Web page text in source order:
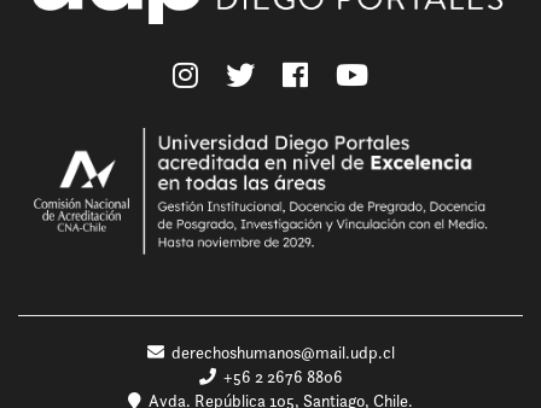
derechoshumanos@mail.udp.cl
+56 2 2676 8806
Avda. República 105, Santiago, Chile.